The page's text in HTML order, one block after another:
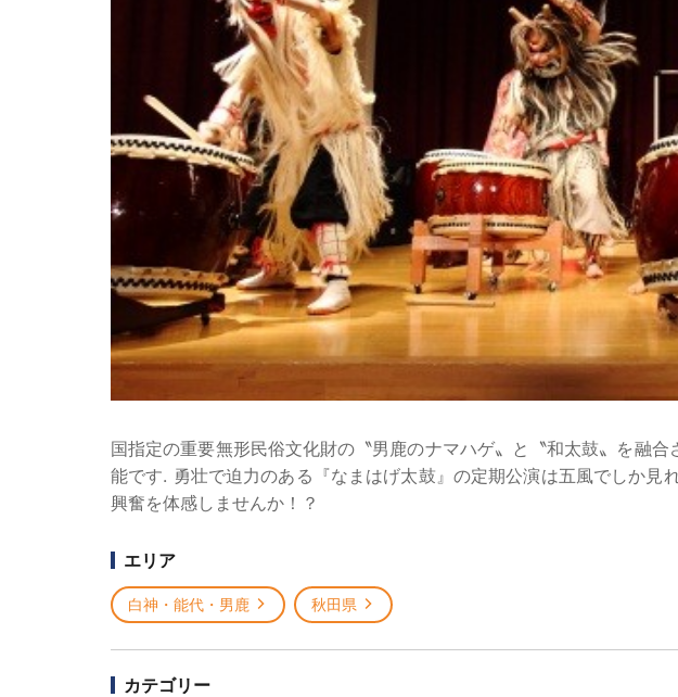
国指定の重要無形民俗文化財の〝男鹿のナマハゲ〟と〝和太鼓〟を融
能です. 勇壮で迫力のある『なまはげ太鼓』の定期公演は五風でしか見
興奮を体感しませんか！？
エリア
白神・能代・男鹿 秋田県
カテゴリー